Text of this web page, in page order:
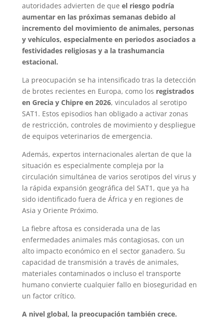
autoridades advierten de que el riesgo podría
aumentar en las próximas semanas debido al
incremento del movimiento de animales, personas
y vehículos, especialmente en periodos asociados a
festividades religiosas y a la trashumancia
estacional.
La preocupación se ha intensificado tras la detección
de brotes recientes en Europa, como los registrados
en Grecia y Chipre en 2026, vinculados al serotipo
SAT1. Estos episodios han obligado a activar zonas
de restricción, controles de movimiento y despliegue
de equipos veterinarios de emergencia.
Además, expertos internacionales alertan de que la
situación es especialmente compleja por la
circulación simultánea de varios serotipos del virus y
la rápida expansión geográfica del SAT1, que ya ha
sido identificado fuera de África y en regiones de
Asia y Oriente Próximo.
La fiebre aftosa es considerada una de las
enfermedades animales más contagiosas, con un
alto impacto económico en el sector ganadero. Su
capacidad de transmisión a través de animales,
materiales contaminados o incluso el transporte
humano convierte cualquier fallo en bioseguridad en
un factor crítico.
A nivel global, la preocupación también crece.